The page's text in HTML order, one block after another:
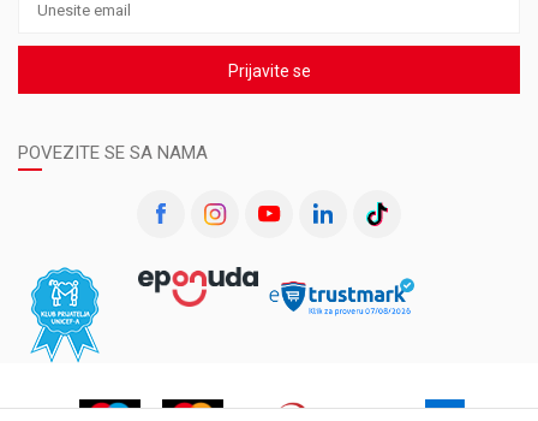
Prijavite se
POVEZITE SE SA NAMA